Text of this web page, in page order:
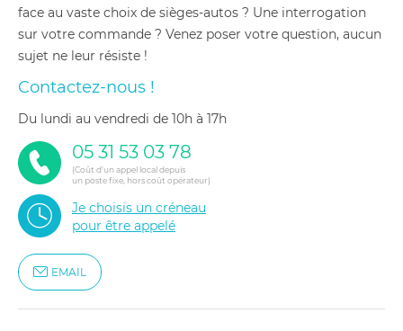
face au vaste choix de sièges-autos ? Une interrogation
sur votre commande ? Venez poser votre question, aucun
sujet ne leur résiste !
Contactez-nous !
du lundi au vendredi de 10h à 17h
05 31 53 03 78
(Coût d'un appel local depuis
un poste fixe, hors coût opérateur)
Je choisis un créneau
pour être appelé
EMAIL